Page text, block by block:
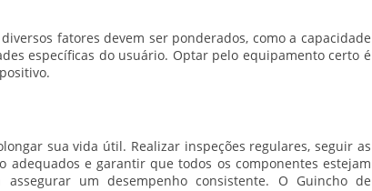
fatores devem ser ponderados, como a capacidade
específicas do usuário. Optar pelo equipamento certo é
sua vida útil. Realizar inspeções regulares, seguir as
e garantir que todos os componentes estejam
um desempenho consistente. O Guincho de